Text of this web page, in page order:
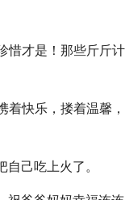
才是！那些斤斤
快乐，搂着温馨
己吃上火了。